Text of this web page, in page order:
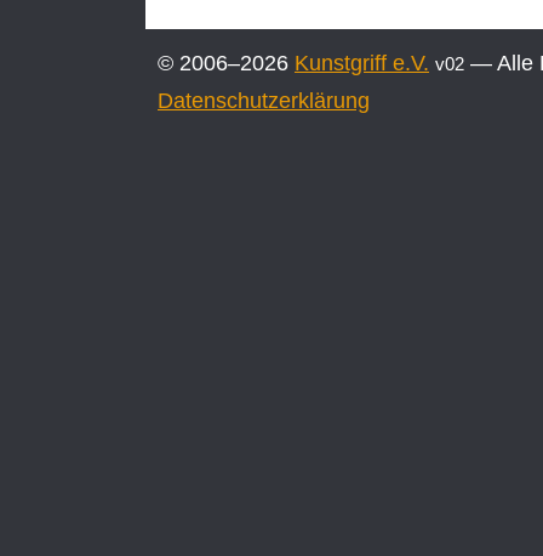
Tatort
© 2006–2026 Kunstgriff e.V. v02 — Alle
Datenschutzerklärung